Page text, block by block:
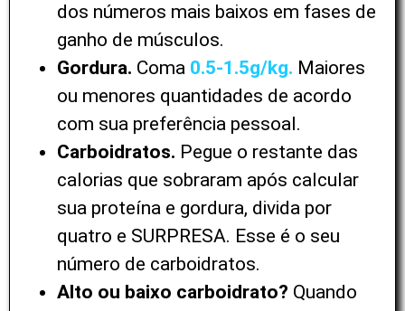
dos números mais baixos em fases de
ganho de músculos.
Gordura. Coma 0.5-1.5g/kg. Maiores
ou menores quantidades de acordo
com sua preferência pessoal.
Carboidratos. Pegue o restante das
calorias que sobraram após calcular
sua proteína e gordura, divida por
quatro e SURPRESA. Esse é o seu
número de carboidratos.
Alto ou baixo carboidrato? Quando